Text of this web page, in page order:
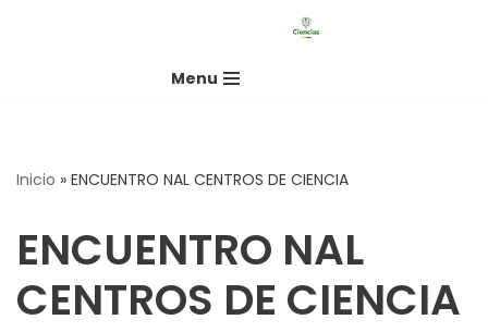
Menu
Inicio » ENCUENTRO NAL CENTROS DE CIENCIA
ENCUENTRO NAL
CENTROS DE CIENCIA